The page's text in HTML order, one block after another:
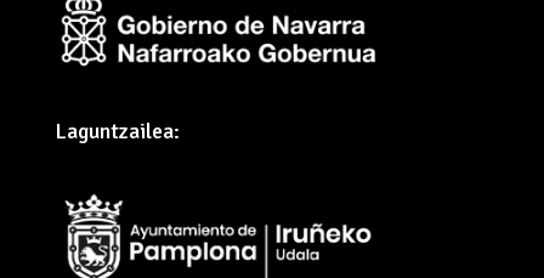
Laguntzailea: